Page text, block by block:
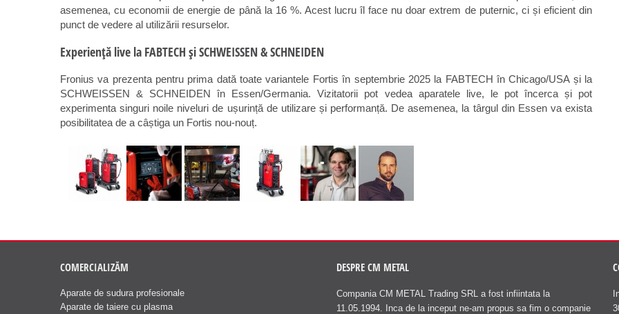
asemenea, cu economii de energie de până la 16 %. Acest lucru îl face nu doar extrem de puternic, ci și eficient din
punct de vedere al utilizării resurselor.
Experiență live la FABTECH și SCHWEISSEN & SCHNEIDEN
Fronius va prezenta pentru prima dată toate variantele Fortis în septembrie 2025 la FABTECH în Chicago/USA și la
SCHWEISSEN & SCHNEIDEN în Essen/Germania. Vizitatorii pot vedea aparatele live, le pot încerca și pot
experimenta singuri noile niveluri de ușurință de utilizare și performanță. De asemenea, la târgul din Essen va exista
posibilitatea de a câștiga un Fortis nou-nouț.
COMERCIALIZĂM
Aparate de sudura profesionale
Aparate de taiere cu plasma
DESPRE CM METAL
Compania CM METAL Trading SRL a fost infiintata la
11.05.1994. Inca de la inceput ne-am propus sa fim o companie